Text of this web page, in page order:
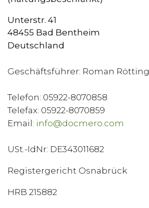
Unterstr. 41
48455 Bad Bentheim
Deutschland
Geschäftsführer: Roman Rötting
Telefon: 05922-8070858
Telefax: 05922-8070859
Email: info@docmero.com
USt.-IdNr: DE343011682
Registergericht Osnabrück
HRB 215882